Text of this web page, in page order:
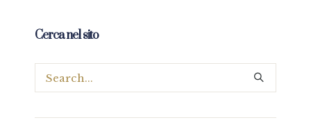
Cerca nel sito